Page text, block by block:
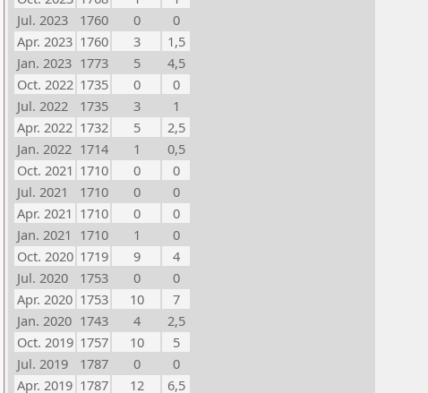
Jul. 2023
1760 0
0
Apr. 2023 1760 3
1,5
Jan. 2023 1773 5
4,5
Oct. 2022 1735 0
0
Jul. 2022
1735 3
1
Apr. 2022 1732 5
2,5
Jan. 2022 1714 1
0,5
Oct. 2021 1710 0
0
Jul. 2021
1710 0
0
Apr. 2021 1710 0
0
Jan. 2021 1710 1
0
Oct. 2020 1719 9
4
Jul. 2020
1753 0
0
Apr. 2020 1753 10
7
Jan. 2020 1743 4
2,5
Oct. 2019 1757 10
5
Jul. 2019
1787 0
0
Apr. 2019 1787 12
6,5